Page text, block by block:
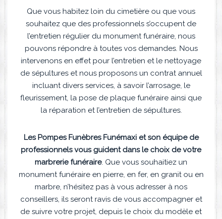
Que vous habitez loin du cimetière ou que vous
souhaitez que des professionnels s’occupent de
l’entretien régulier du monument funéraire, nous
pouvons répondre à toutes vos demandes. Nous
intervenons en effet pour l’entretien et le nettoyage
de sépultures et nous proposons un contrat annuel
incluant divers services, à savoir l’arrosage, le
fleurissement, la pose de plaque funéraire ainsi que
la réparation et l’entretien de sépultures.
Les Pompes Funèbres Funémaxi et son équipe de
professionnels vous guident dans le choix de votre
marbrerie funéraire. Que vous souhaitiez un
monument funéraire en pierre, en fer, en granit ou en
marbre, n’hésitez pas à vous adresser à nos
conseillers, ils seront ravis de vous accompagner et
de suivre votre projet, depuis le choix du modèle et